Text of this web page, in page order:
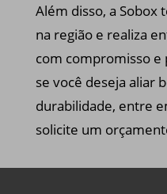
Além disso, a
na região e realiza
com compromisso e
se você deseja aliar
durabilidade, entre
solicite um